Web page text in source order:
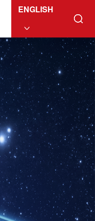
ENGLISH